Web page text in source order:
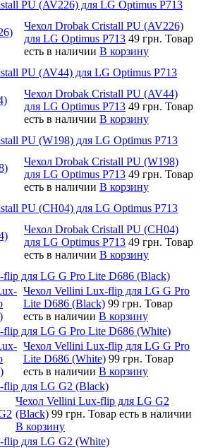
PU (AV226) для LG Optimus P713
Чехол Drobak Cristall PU (AV226)
для LG Optimus P713 49 грн. Товар
есть в наличии В корзину
PU (AV44) для LG Optimus P713
Чехол Drobak Cristall PU (AV44)
для LG Optimus P713 49 грн. Товар
есть в наличии В корзину
PU (W198) для LG Optimus P713
Чехол Drobak Cristall PU (W198)
для LG Optimus P713 49 грн. Товар
есть в наличии В корзину
PU (CH04) для LG Optimus P713
Чехол Drobak Cristall PU (CH04)
для LG Optimus P713 49 грн. Товар
есть в наличии В корзину
для LG G Pro Lite D686 (Black)
Чехол Vellini Lux-flip для LG G Pro
Lite D686 (Black) 99 грн. Товар
есть в наличии В корзину
для LG G Pro Lite D686 (White)
Чехол Vellini Lux-flip для LG G Pro
Lite D686 (White) 99 грн. Товар
есть в наличии В корзину
для LG G2 (Black)
Чехол Vellini Lux-flip для LG G2
(Black) 99 грн. Товар есть в наличии
В корзину
для LG G2 (White)